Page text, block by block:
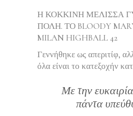
Η ΚΟΚΚΙΝΗ ΜΕΛΙΣΣΑ
ΠΟΛΗ. ΤΟ BLOODY
MILAN HIGHBALL 42
Γεννήθηκε ως απεριτίφ,
όλα είναι το κατεξοχήν
Με την
πάντα